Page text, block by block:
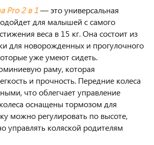
Pro 2 в 1— это универсальная
для малышей с самого
веса в 15 кг. Она состоит из
для новорожденных и прогулочного
уже умеют сидеть.
раму, которая
и прочность. Передние колеса
что облегчает управление
оснащены тормозом для
можно регулировать по высоте,
управлять коляской родителям